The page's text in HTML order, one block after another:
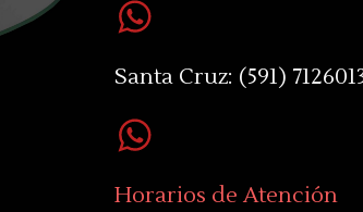
Santa Cruz: (591)
Horarios de Atención